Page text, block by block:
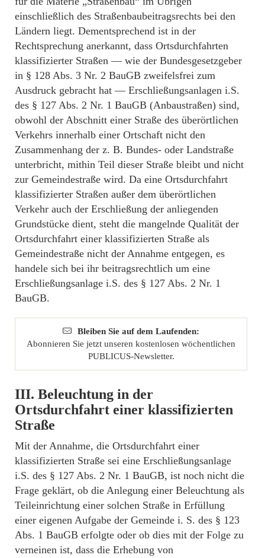
einschließlich des Straßenbaubeitragsrechts bei den
Ländern liegt. Dementsprechend ist in der
Rechtsprechung anerkannt, dass Ortsdurchfahrten
klassifizierter Straßen — wie der Bundesgesetzgeber
in § 128 Abs. 3 Nr. 2 BauGB zweifelsfrei zum
Ausdruck gebracht hat — Erschließungsanlagen i.S.
des § 127 Abs. 2 Nr. 1 BauGB (Anbaustraßen) sind,
obwohl der Abschnitt einer Straße des überörtlichen
Verkehrs innerhalb einer Ortschaft nicht den
Zusammenhang der z. B. Bundes- oder Landstraße
unterbricht, mithin Teil dieser Straße bleibt und nicht
zur Gemeindestraße wird. Da eine Ortsdurchfahrt
klassifizierter Straßen außer dem überörtlichen
Verkehr auch der Erschließung der anliegenden
Grundstücke dient, steht die mangelnde Qualität der
Ortsdurchfahrt einer klassifizierten Straße als
Gemeindestraße nicht der Annahme entgegen, es
handele sich bei ihr beitragsrechtlich um eine
Erschließungsanlage i.S. des § 127 Abs. 2 Nr. 1
BauGB.
Bleiben Sie auf dem Laufenden:
Abonnieren Sie jetzt unseren kostenlosen wöchentlichen
PUBLICUS-Newsletter.
III. Beleuchtung in der
Ortsdurchfahrt einer klassifizierten
Straße
Mit der Annahme, die Ortsdurchfahrt einer
klassifizierten Straße sei eine Erschließungsanlage
i.S. des § 127 Abs. 2 Nr. 1 BauGB, ist noch nicht die
Frage geklärt, ob die Anlegung einer Beleuchtung als
Teileinrichtung einer solchen Straße in Erfüllung
einer eigenen Aufgabe der Gemeinde i. S. des § 123
Abs. 1 BauGB erfolgte oder ob dies mit der Folge zu
verneinen ist, dass die Erhebung von